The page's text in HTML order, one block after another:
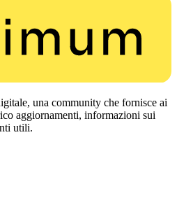
una community che fornisce ai
aggiornamenti, informazioni sui
utili.